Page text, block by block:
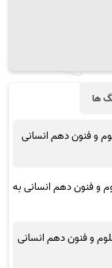
ها
و فنون دهم انسانی
و فنون دهم انسانی به
و فنون دهم انسانی